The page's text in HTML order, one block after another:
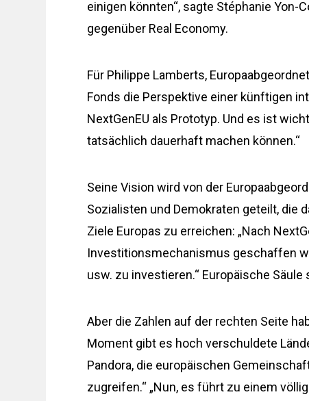
einigen könnten“, sagte Stéphanie Yon-
gegenüber Real Economy.
Für Philippe Lamberts,
Fonds die Perspektive einer künftigen
NextGenEU als Prototyp. Und es ist
tatsächlich dauerhaft machen können.“
Seine Vision wird von der
Sozialisten und Demokraten geteilt, die
Ziele Europas zu erreichen: „Nach
Investitionsmechanismus geschaffen
usw. zu investieren.“ Europäische
Aber die Zahlen auf der rechten Seite
Moment gibt es hoch verschuldete
Pandora, die europäischen
zugreifen.“ „Nun, es führt zu einem